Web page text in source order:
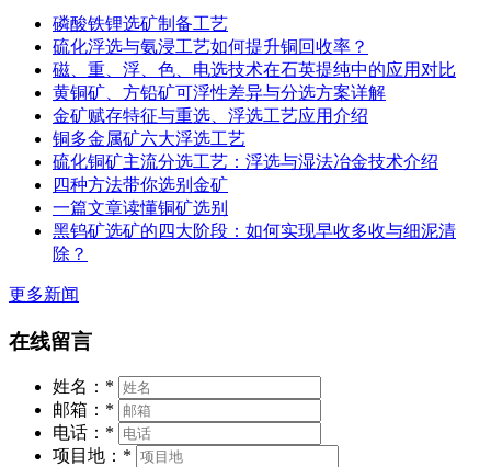
磷酸铁锂选矿制备工艺
硫化浮选与氨浸工艺如何提升铜回收率？
磁、重、浮、色、电选技术在石英提纯中的应用对比
黄铜矿、方铅矿可浮性差异与分选方案详解
金矿赋存特征与重选、浮选工艺应用介绍
铜多金属矿六大浮选工艺
硫化铜矿主流分选工艺：浮选与湿法冶金技术介绍
四种方法带你选别金矿
一篇文章读懂铜矿选别
黑钨矿选矿的四大阶段：如何实现早收多收与细泥清
除？
更多新闻
在线留言
姓名： *
邮箱： *
电话： *
项目地： *